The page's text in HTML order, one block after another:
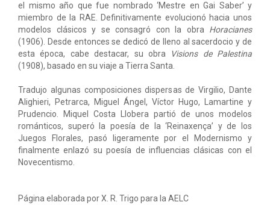
el mismo año que fue nombrado ‘Mestre en Gai Saber’ y
miembro de la RAE. Definitivamente evolucionó hacia unos
modelos clásicos y se consagró con la obra Horacianes
(1906). Desde entonces se dedicó de lleno al sacerdocio y de
esta época, cabe destacar, su obra
Visions de Palestina
(1908), basado en su viaje a Tierra Santa.
Tradujo algunas composiciones dispersas de Virgilio, Dante
Alighieri, Petrarca, Miguel Ángel, Víctor Hugo, Lamartine y
Prudencio. Miquel Costa Llobera partió de unos modelos
románticos, superó la poesía de la ‘Reinaxença’ y de los
Juegos Florales, pasó ligeramente por el Modernismo y
finalmente enlazó su poesía de influencias clásicas con el
Novecentismo.
Página elaborada por X. R. Trigo para la AELC